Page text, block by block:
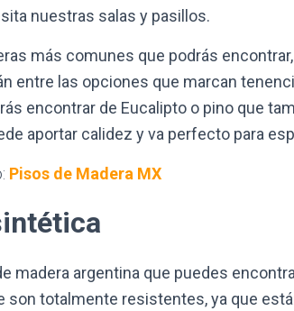
nuestras salas y pasillos.
más comunes que podrás
entre las opciones que marcan
encontrar de Eucalipto o pino que
aportar calidez y va perfecto para
Pisos de Madera MX
madera argentina que puedes
son totalmente resistentes, ya que